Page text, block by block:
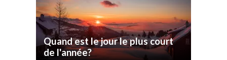
Quand est le jour le plus court
de l'année?